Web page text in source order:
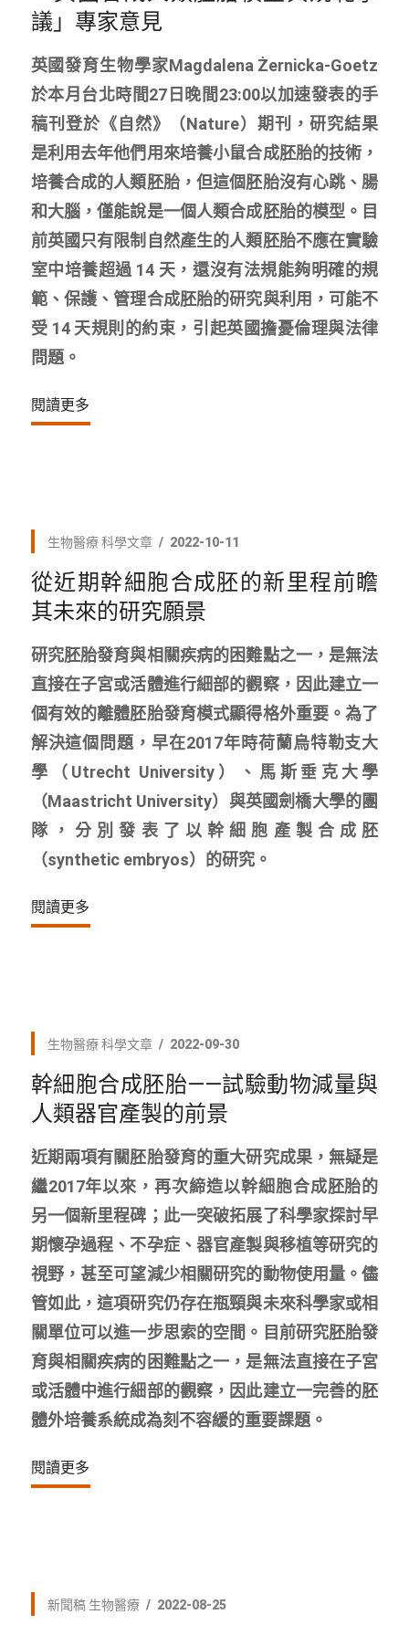
議」專家意見
英國發育生物學家Magdalena Żernicka-Goetz
於本月台北時間27日晚間23:00以加速發表的手
稿刊登於《自然》（Nature）期刊，研究結果
是利用去年他們用來培養小鼠合成胚胎的技術，
培養合成的人類胚胎，但這個胚胎沒有心跳、腸
和大腦，僅能說是一個人類合成胚胎的模型。目
前英國只有限制自然產生的人類胚胎不應在實驗
室中培養超過 14 天，還沒有法規能夠明確的規
範、保護、管理合成胚胎的研究與利用，可能不
受 14 天規則的約束，引起英國擔憂倫理與法律
問題。
閱讀更多
生物醫療 科學文章 2022-10-11
從近期幹細胞合成胚的新里程前瞻
其未來的研究願景
研究胚胎發育與相關疾病的困難點之一，是無法
直接在子宮或活體進行細部的觀察，因此建立一
個有效的離體胚胎發育模式顯得格外重要。為了
解決這個問題，早在2017年時荷蘭烏特勒支大
學（Utrecht University）、馬斯垂克大學
（Maastricht University）與英國劍橋大學的團
隊，分別發表了以幹細胞產製合成胚
（synthetic embryos）的研究。
閱讀更多
生物醫療 科學文章 2022-09-30
幹細胞合成胚胎——試驗動物減量與
人類器官產製的前景
近期兩項有關胚胎發育的重大研究成果，無疑是
繼2017年以來，再次締造以幹細胞合成胚胎的
另一個新里程碑；此一突破拓展了科學家探討早
期懷孕過程、不孕症、器官產製與移植等研究的
視野，甚至可望減少相關研究的動物使用量。儘
管如此，這項研究仍存在瓶頸與未來科學家或相
關單位可以進一步思索的空間。目前研究胚胎發
育與相關疾病的困難點之一，是無法直接在子宮
或活體中進行細部的觀察，因此建立一完善的胚
體外培養系統成為刻不容緩的重要課題。
閱讀更多
新聞稿 生物醫療 2022-08-25